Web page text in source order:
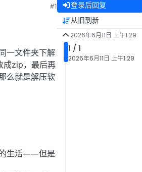
#1
一文件夹下解
成zip，最后再
么就是解压软
的生活――但是
登录后回复
从旧到新
2026年6月11日 上午1:29
1 / 1
2026年6月11日 上午1:29